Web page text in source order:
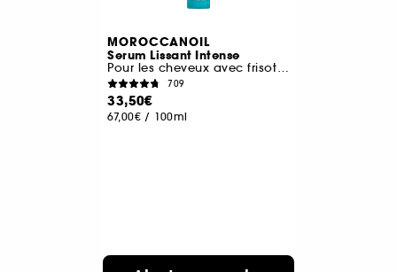
MOROCCANOIL
Serum Lissant Intense
Pour les cheveux avec frisottis
709
33,50€
67,00€ / 100ml